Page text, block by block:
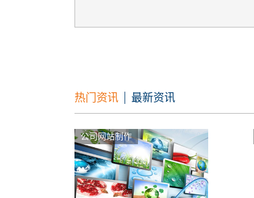
热门资讯 最新资讯
公司网站制作